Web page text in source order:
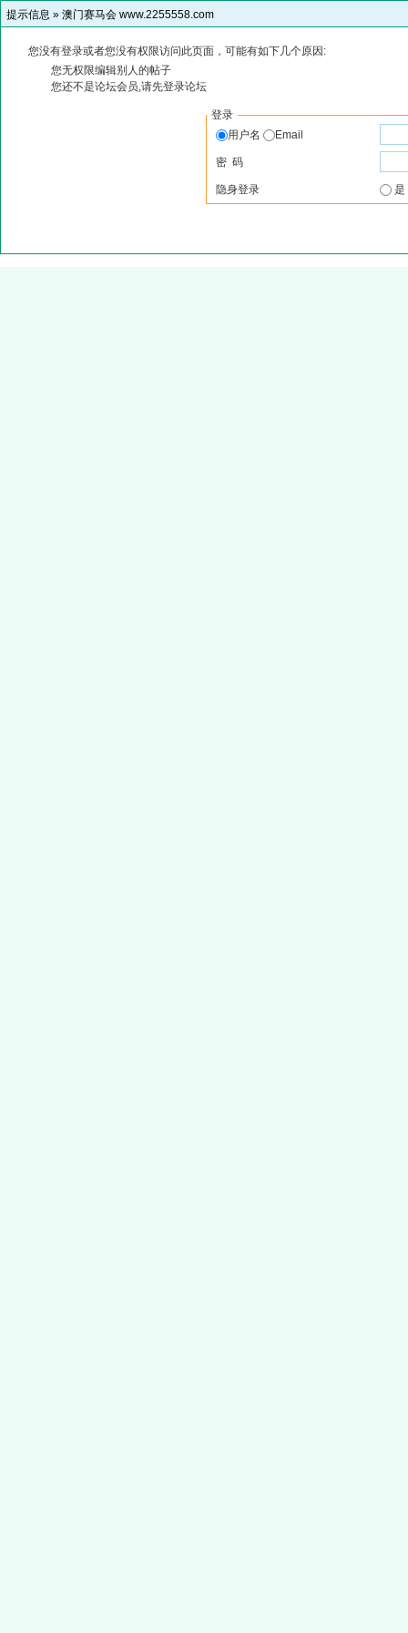
提示信息 » 澳门赛马会 www.2255558.com
您没有登录或者您没有权限访问此页面，可能有如下几个原因:
您无权限编辑别人的帖子
您还不是论坛会员,请先登录论坛
登录
用户名
Email
密 码
隐身登录